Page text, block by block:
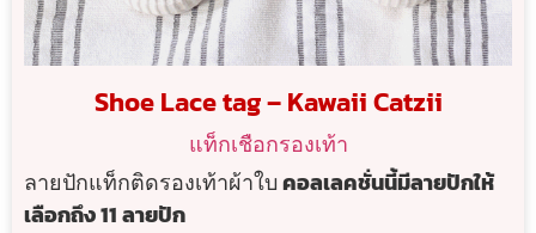
Shoe Lace tag – Kawaii Catzii
แท็กเชือกรองเท้า
ลายปักแท็กติดรองเท้าผ้าใบคอลเลคชั่นนี้มีลายปักให้
เลือกถึง 11 ลายปัก